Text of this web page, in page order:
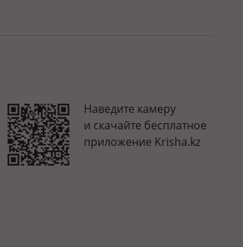
Наведите камеру
и скачайте бесплатное
приложение Krisha.kz